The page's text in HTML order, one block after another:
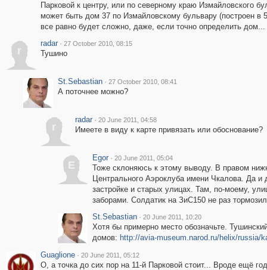
Парковой к центру, или по северному краю Измайловского
может быть дом 37 по Измайловскому бульвару (построен в
все равно будет сложно, даже, если точно определить дом...
r
radar · 27 October 2010, 08:15
Тушино
St.Sebastian · 27 October 2010, 08:41
А поточнее можно?
r
radar · 20 June 2011, 04:58
Имеете в виду к карте привязать или обоснование?
E
Egor · 20 June 2011, 05:04
Тоже склоняюсь к этому выводу. В правом
Центрального Аэроклуба имени Чкалова. Да
застройке и старых улицах. Там, по-моему,
заборами. Солдатик на ЗиС150 не раз
St.Sebastian · 20 June 2011, 10:20
Хотя бы примерно место обозначьте.
домов: http://avia-museum.narod.ru/helix/russia/
Guaglione · 20 June 2011, 05:12
О, а точка до сих пор на 11-й Парковой стоит... Вроде ещё